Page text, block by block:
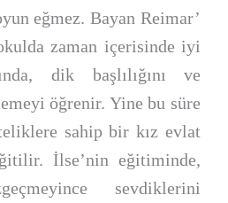
eğmez. Bayan Reimar’
zaman içerisinde iyi
dik başlılığını ve
öğrenir. Yine bu süre
sahip bir kız evlat
İlse’nin eğitiminde,
sevdiklerini